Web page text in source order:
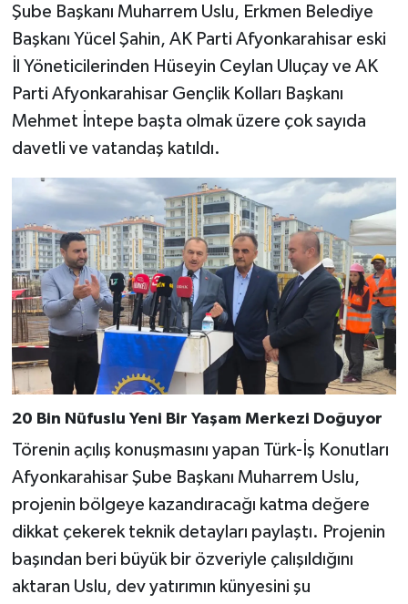
Şube Başkanı Muharrem Uslu, Erkmen Belediye
Başkanı Yücel Şahin, AK Parti Afyonkarahisar eski
İl Yöneticilerinden Hüseyin Ceylan Uluçay ve AK
Parti Afyonkarahisar Gençlik Kolları Başkanı
Mehmet İntepe başta olmak üzere çok sayıda
davetli ve vatandaş katıldı.
20 Bin Nüfuslu Yeni Bir Yaşam Merkezi Doğuyor
Törenin açılış konuşmasını yapan Türk-İş Konutları
Afyonkarahisar Şube Başkanı Muharrem Uslu,
projenin bölgeye kazandıracağı katma değere
dikkat çekerek teknik detayları paylaştı. Projenin
başından beri büyük bir özveriyle çalışıldığını
aktaran Uslu, dev yatırımın künyesini şu